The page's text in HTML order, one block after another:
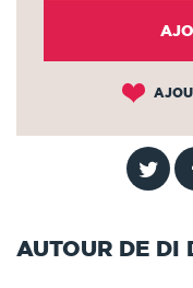
AUTOUR DE DI